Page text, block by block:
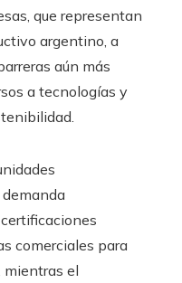
que representan
argentino, a
aún más
a tecnologías y
comerciales para
mientras el